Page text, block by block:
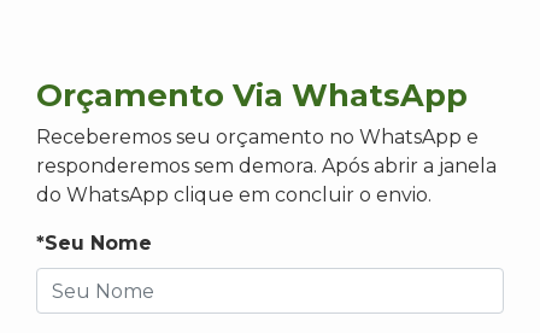
Orçamento Via WhatsApp
Receberemos seu orçamento no WhatsApp e
responderemos sem demora. Após abrir a janela
do WhatsApp clique em concluir o envio.
*Seu Nome